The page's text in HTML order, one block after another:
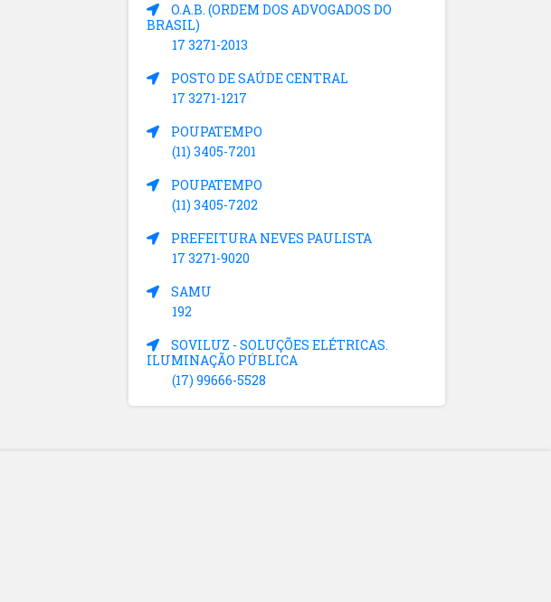
O.A.B. (ORDEM DOS ADVOGADOS DO
BRASIL)
17 3271-2013
POSTO DE SAÚDE CENTRAL
17 3271-1217
POUPATEMPO
(11) 3405-7201
POUPATEMPO
(11) 3405-7202
PREFEITURA NEVES PAULISTA
17 3271-9020
SAMU
192
SOVILUZ - SOLUÇÕES ELÉTRICAS.
ILUMINAÇÃO PÚBLICA
(17) 99666-5528